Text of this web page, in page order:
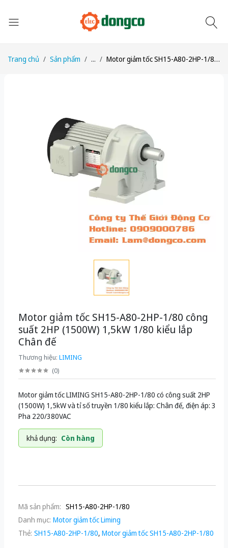
Trang chủ Sản phẩm ... Motor giảm tốc SH15-A80-2HP-1/80 công suất 2HP (1500W) 1,5kW 1/80 kiểu lắp Chân đế
Motor giảm tốc SH15-A80-2HP-1/80 công
suất 2HP (1500W) 1,5kW 1/80 kiểu lắp
Chân đế
Thương hiệu: LIMING
(0)
Motor giảm tốc LIMING SH15-A80-2HP-1/80 có công suất 2HP
(1500W) 1,5kW và tỉ số truyền 1/80 kiểu lắp: Chân đế, điện áp: 3
Pha 220/380VAC
khả dụng: Còn hàng
Mã sản phẩm: SH15-A80-2HP-1/80
Danh mục: Motor giảm tốc Liming
Thẻ: SH15-A80-2HP-1/80, Motor giảm tốc SH15-A80-2HP-1/80